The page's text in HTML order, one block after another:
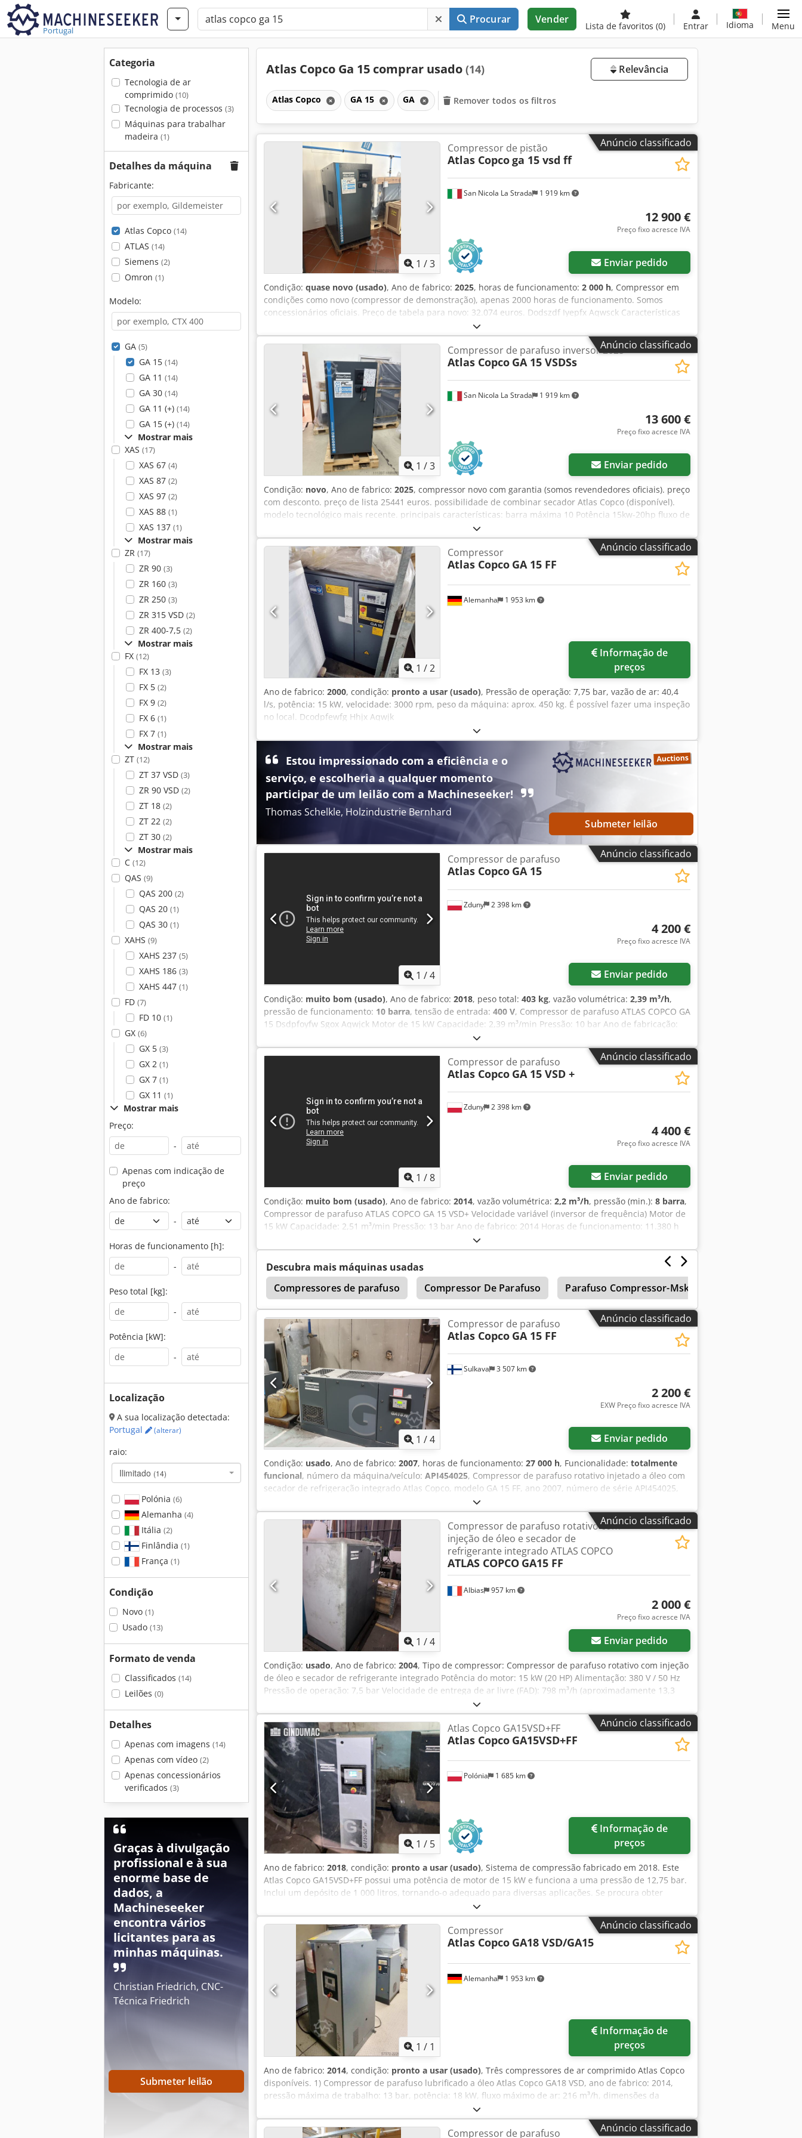
Portugal
Procurar Vender
Lista de favoritos (0) Entrar Idioma Menu
Categoria
Tecnologia de ar
comprimido (10)
Tecnologia de processos (3)
Máquinas para trabalhar
madeira (1)
Detalhes da máquina
Fabricante:
Atlas Copco (14)
ATLAS (14)
Siemens (2)
Omron (1)
Modelo:
GA (5)
GA 15 (14)
GA 11 (14)
GA 30 (14)
GA 11 (+) (14)
GA 15 (+) (14)
Mostrar mais
XAS (17)
XAS 67 (4)
XAS 87 (2)
XAS 97 (2)
XAS 88 (1)
XAS 137 (1)
Mostrar mais
ZR (17)
ZR 90 (3)
ZR 160 (3)
ZR 250 (3)
ZR 315 VSD (2)
ZR 400-7,5 (2)
Mostrar mais
FX (12)
FX 13 (3)
FX 5 (2)
FX 9 (2)
FX 6 (1)
FX 7 (1)
Mostrar mais
ZT (12)
ZT 37 VSD (3)
ZR 90 VSD (2)
ZT 18 (2)
ZT 22 (2)
ZT 30 (2)
Mostrar mais
C (12)
QAS (9)
QAS 200 (2)
QAS 20 (1)
QAS 30 (1)
XAHS (9)
XAHS 237 (5)
XAHS 186 (3)
XAHS 447 (1)
FD (7)
FD 10 (1)
GX (6)
GX 5 (3)
GX 2 (1)
GX 7 (1)
GX 11 (1)
Mostrar mais
Preço:
-
Apenas com indicação de
preço
Ano de fabrico:
-
Horas de funcionamento [h]:
-
Peso total [kg]:
-
Potência [kW]:
-
Localização
A sua localização detectada:
Portugal
(alterar)
raio:
Ilimitado (14)
Polónia (6)
Alemanha (4)
Itália (2)
Finlândia (1)
França (1)
Condição
Novo (1)
Usado (13)
Formato de venda
Classificados (14)
Leilões (0)
Detalhes
Apenas com imagens (14)
Apenas com vídeo (2)
Apenas concessionários
verificados (3)
Graças à divulgação
profissional e à sua
enorme base de
dados, a
Machineseeker
encontra vários
licitantes para as
minhas máquinas.
Christian Friedrich, CNC-
Técnica Friedrich
Submeter leilão
Atlas Copco Ga 15 comprar usado (14) Relevância
Atlas Copco GA 15 GA Remover todos os filtros
Anúncio classificado
1 /3
San Nicola La Strada 1 919 km
Compressor de pistão
Atlas Copcoga 15 vsd ff
12 900 €
Preço fixo acresce IVA
Enviar pedido
Condição: quase novo (usado), Ano de fabrico: 2025, horas de funcionamento: 2 000 h, Compressor em
condições como novo (compressor de demonstração), apenas 2000 horas de funcionamento. Somos
concessionários oficiais. Preço de tabela para novo: 32.074 euros. Dodszdf Iyepfx Aqwsck Características
principais: Pressão máxima: 10 bar Potência: 15 kW / 20 cv Vazão: 2940 litros/minuto
Anúncio classificado
1 /3
San Nicola La Strada 1 919 km
Compressor de parafuso inversor 2025
Atlas Copco GA 15 VSDSs
13 600 €
Preço fixo acresce IVA
Enviar pedido
Condição: novo, Ano de fabrico: 2025, compressor novo com garantia (somos revendedores oficiais). preço
com desconto. preço de lista 25441 euros. possibilidade de combinar secador Atlas Copco (disponível).
modelo tecnológico mais recente. principais características: barra máxima 10 Potência 15kw-20hp fluxo de
ar litros 7min 3000 Para uma ficha técnica detalhada, não hesite em entrar em contato comigo. Dsdpfx
Aewcm Hijqwjck
Anúncio classificado
Solicitar mais imagens
1 /2
Alemanha 1 953 km
Compressor
Atlas Copco GA 15 FF
preços
Ano de fabrico: 2000, condição: pronto a usar (usado), Pressão de operação: 7,75 bar, vazão de ar: 40,4
l/s, potência: 15 kW, velocidade: 3000 rpm, peso da máquina: aprox. 450 kg. É possível fazer uma inspeção
no local. Dcodpfewfg Hhjx Aqwjk
Estou impressionado com a eficiência e o
serviço, e escolheria a qualquer momento
participar de um leilão com a Machineseeker!
Thomas Schelkle, Holzindustrie Bernhard
Submeter leilão
Anúncio classificado
1 /4
Zduny 2 398 km
Compressor de parafuso
Atlas Copco GA 15
4 200 €
Preço fixo acresce IVA
Enviar pedido
Condição: muito bom (usado), Ano de fabrico: 2018, peso total: 403 kg, vazão volumétrica: 2,39 m³/h,
pressão de funcionamento: 10 barra, tensão de entrada: 400 V, Compressor de parafuso ATLAS COPCO GA
15 Dsdpfoyfw Sgox Aqwjck Motor de 15 kW Capacidade: 2,39 m³/min Pressão: 10 bar Ano de fabricação:
Anúncio classificado
1 /8
Zduny 2 398 km
Compressor de parafuso
Atlas Copco GA 15 VSD +
4 400 €
Preço fixo acresce IVA
Enviar pedido
Condição: muito bom (usado), Ano de fabrico: 2014, vazão volumétrica: 2,2 m³/h, pressão (min.): 8 barra,
Compressor de parafuso ATLAS COPCO GA 15 VSD+ Velocidade variável (inversor de frequência) Motor de
15 kW Capacidade: 2,51 m³/min Pressão: 13 bar Ano de fabrico: 2014 Horas de funcionamento: 11.380 h
Dcodpfsytyd Uox Aqwsk Compressor após manutenção, com troca de filtros e óleo.
Descubra mais máquinas usadas
Compressores de parafuso
Compressor De Parafuso Parafuso Compressor-Msk Eu
Boge Lr
Anúncio classificado
1 /4
Sulkava 3 507 km
Compressor de parafuso
Atlas Copco GA 15 FF
2 200 €
EXW Preço fixo acresce IVA
Enviar pedido
Condição: usado, Ano de fabrico: 2007, horas de funcionamento: 27 000 h, Funcionalidade: totalmente
funcional, número da máquina/veículo: API454025, Compressor de parafuso rotativo injetado a óleo com
secador de refrigeração integrado Atlas Copco, modelo GA 15 FF, ano 2007, número de série API454025,
usado ~27 000 h, com unidade de controle Atlas Copco Elektronikon II Dedpfx Aqezd Avajwjck A unidade
está fora de produção desde 2022. Última manutenção realizada no verão de 2019 / 23 460 h Se desejado,
pode ser incluído um reservatório de ar comprimido. Pmax 7,3 bar – 105 psi Qv 43 l/s – 2,58 m³/min
Potência do motor 15 kW – 20 cv Embalagem e carregamento no reboque incluídos no preço, Incoterms
Anúncio classificado
1 /4
Albias 957 km
Compressor de parafuso rotativo com
injeção de óleo e secador de
refrigerante integrado ATLAS COPCO
ATLAS COPCO GA15 FF
2 000 €
Preço fixo acresce IVA
Enviar pedido
Condição: usado, Ano de fabrico: 2004, Tipo de compressor: Compressor de parafuso rotativo com injeção
de óleo e secador de refrigerante integrado Potência do motor: 15 kW (20 HP) Alimentação: 380 V / 50 Hz
Pressão de operação: 7,5 bar Velocidade de entrega de ar livre (FAD): 798 m³/h (aproximadamente 13,3
m³/min) Nível de ruído: 68 dB(A) Capacidade do tanque: 400 litros Dimensões (C × L × A): 1.000 × 660 ×
1.400 mm Peso: 450 kg Dsdpfx Aqowgca Teweck Resfriamento: Refrigerado a ar Secador integrado: Sim
Sistema de controle: Elektronikon®
Anúncio classificado
1 / 5
Polónia 1 685 km
Atlas Copco GA15VSD+FF
Atlas Copco GA15VSD+FF
preços
Ano de fabrico: 2018, condição: pronto a usar (usado), Sistema de compressão fabricado em 2018. Este
Atlas Copco GA15VSD+FF possui uma potência de motor de 15 kW e funciona a uma pressão de 12,75 bar.
Inclui um depósito de 1 000 litros, tornando-o adequado para diversas aplicações. Se procura obter
capacidades de ar comprimido de alta qualidade, considere a máquina Atlas Copco GA15VSD+FF que
temos à venda. Contacte-nos para mais informações. Dcjdpfxszdi Sns Aqwsk • Potência do motor: 15 kW •
Pressão: 12,75 bar Equipamento adicional • Depósito de 1.000 litros incluído
Anúncio classificado
Solicitar mais imagens
1 / 1
Alemanha 1 953 km
Compressor
Atlas Copco GA18 VSD/GA15
preços
Ano de fabrico: 2014, condição: pronto a usar (usado), Três compressores de ar comprimido Atlas Copco
disponíveis. 1) Compressor de parafuso lubrificado a óleo Atlas Copco GA18 VSD, ano de fabrico: 2014,
pressão máxima de trabalho: 13 bar, potência: 18 kW, fluxo máximo de ar: 216 m³/h, dimensões da
máquina (C/L/A): aprox. 1300 mm / 900 mm / 1500 mm, peso: aprox. 550 kg, horas de operação: aprox.
69.000 h. 2) Compressor de parafuso lubrificado a óleo Atlas Copco GA15, ano de fabrico: 1998, pressão
máxima de trabalho: 13 bar, potência: 15 kW, fluxo máximo de ar: 155 m³/h, dimensões da máquina
Anúncio classificado
Compressor de parafuso